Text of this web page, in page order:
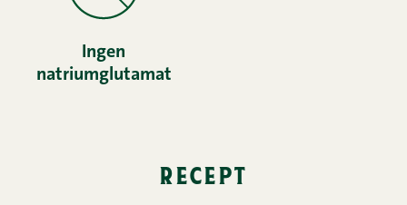
Ingen
natriumglutamat
recept